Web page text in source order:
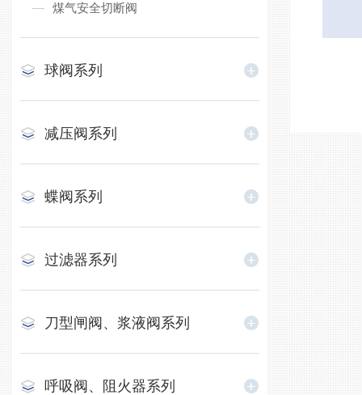
煤气安全切断阀
球阀系列
减压阀系列
蝶阀系列
过滤器系列
刀型闸阀、浆液阀系列
呼吸阀、阻火器系列